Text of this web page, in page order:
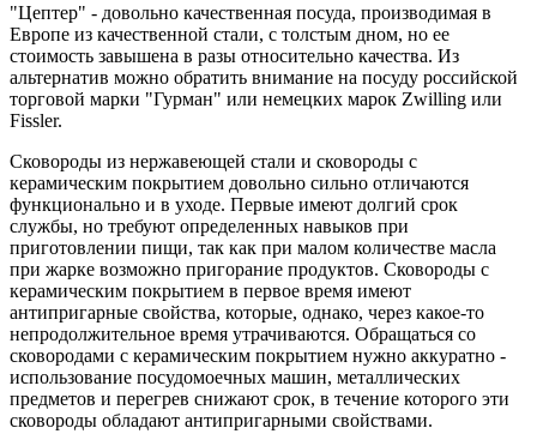
"Цептер" - довольно качественная посуда, производимая в
Европе из качественной стали, с толстым дном, но ее
стоимость завышена в разы относительно качества. Из
альтернатив можно обратить внимание на посуду российской
торговой марки "Гурман" или немецких марок Zwilling или
Fissler.
Сковороды из нержавеющей стали и сковороды с
керамическим покрытием довольно сильно отличаются
функционально и в уходе. Первые имеют долгий срок
службы, но требуют определенных навыков при
приготовлении пищи, так как при малом количестве масла
при жарке возможно пригорание продуктов. Сковороды с
керамическим покрытием в первое время имеют
антипригарные свойства, которые, однако, через какое-то
непродолжительное время утрачиваются. Обращаться со
сковородами с керамическим покрытием нужно аккуратно -
использование посудомоечных машин, металлических
предметов и перегрев снижают срок, в течение которого эти
сковороды обладают антипригарными свойствами.